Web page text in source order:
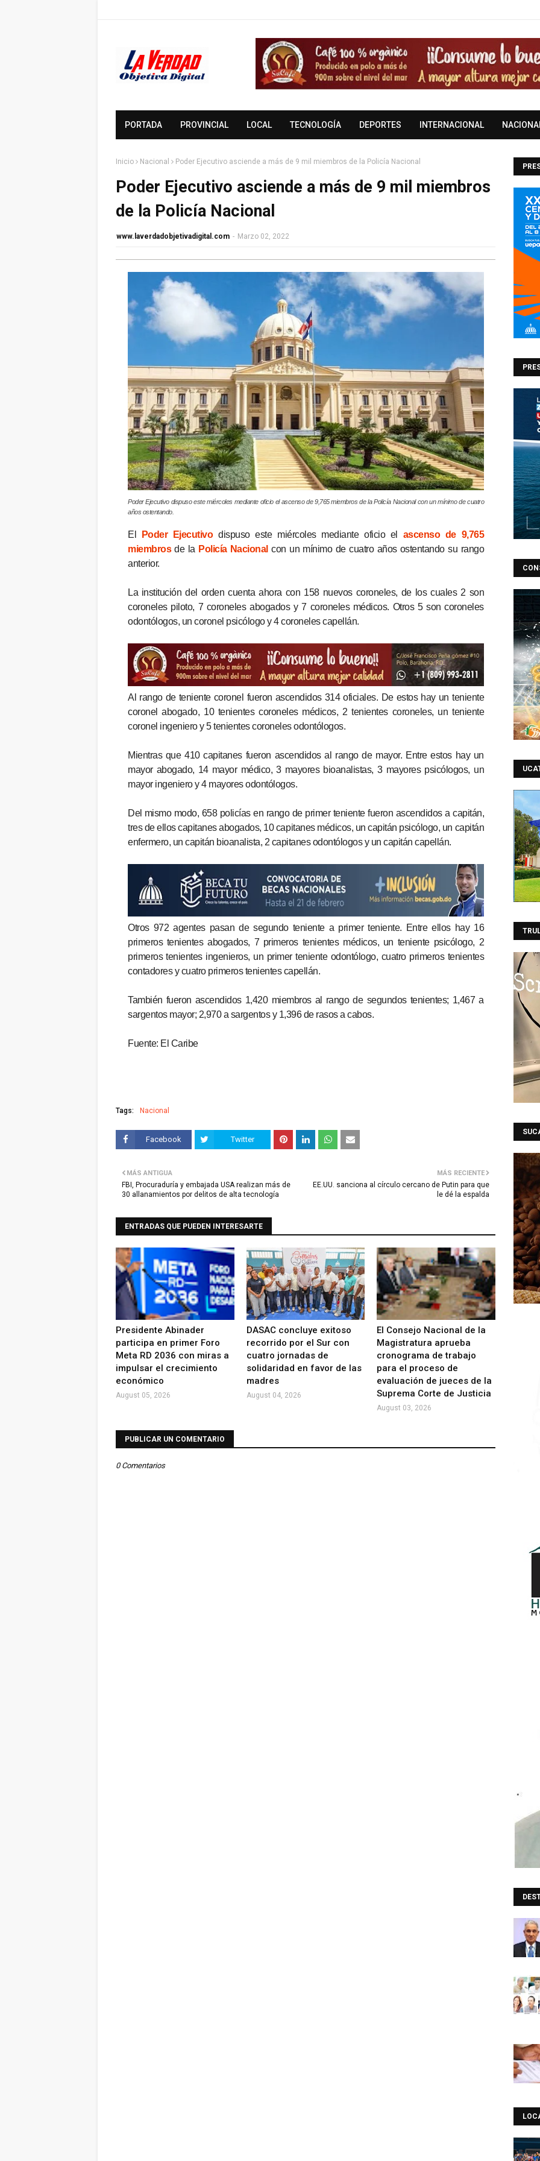
PORTADA PROVINCIAL LOCAL TECNOLOGÍA DEPORTES INTERNACIONAL
Inicio Nacional Poder Ejecutivo asciende a más de 9 mil miembros de la Policía Nacional
Poder Ejecutivo asciende a más de 9 mil miembros
de la Policía Nacional
www.laverdadobjetivadigital.com - Marzo 02, 2022
Poder Ejecutivo dispuso este miércoles mediante oficio el ascenso de 9,765 miembros de la Policía Nacional con un mínimo de cuatro
años ostentando.
El Poder Ejecutivodispuso este miércoles mediante oficio el ascenso de 9,765
miembros de la Policía Nacional con un mínimo de cuatro años ostentando su rango
anterior.
La institución del orden cuenta ahora con 158 nuevos coroneles, de los cuales 2 son
coroneles piloto, 7 coroneles abogados y 7 coroneles médicos. Otros 5 son coroneles
odontólogos, un coronel psicólogo y 4 coroneles capellán.
Al rango de teniente coronel fueron ascendidos 314 oficiales. De estos hay un teniente
coronel abogado, 10 tenientes coroneles médicos, 2 tenientes coroneles, un teniente
coronel ingeniero y 5 tenientes coroneles odontólogos.
Mientras que 410 capitanes fueron ascendidos al rango de mayor. Entre estos hay un
mayor abogado, 14 mayor médico, 3 mayores bioanalistas, 3 mayores psicólogos, un
mayor ingeniero y 4 mayores odontólogos.
Del mismo modo, 658 policías en rango de primer teniente fueron ascendidos a capitán,
tres de ellos capitanes abogados, 10 capitanes médicos, un capitán psicólogo, un capitán
enfermero, un capitán bioanalista, 2 capitanes odontólogos y un capitán capellán.
Otros 972 agentes pasan de segundo teniente a primer teniente. Entre ellos hay 16
primeros tenientes abogados, 7 primeros tenientes médicos, un teniente psicólogo, 2
primeros tenientes ingenieros, un primer teniente odontólogo, cuatro primeros tenientes
contadores y cuatro primeros tenientes capellán.
También fueron ascendidos 1,420 miembros al rango de segundos tenientes; 1,467 a
sargentos mayor; 2,970 a sargentos y 1,396 de rasos a cabos.
Fuente: El Caribe
Tags: Nacional
Facebook Twitter
MÁS RECIENTE
EE.UU. sanciona al círculo cercano de Putin para que
le dé la espalda
MÁS ANTIGUA
FBI, Procuraduría y embajada USA realizan más de
30 allanamientos por delitos de alta tecnología
ENTRADAS QUE PUEDEN INTERESARTE
Presidente Abinader
participa en primer Foro
Meta RD 2036 con miras a
impulsar el crecimiento
económico
August 05, 2026
DASAC concluye exitoso
recorrido por el Sur con
cuatro jornadas de
solidaridad en favor de las
madres
August 04, 2026
El Consejo Nacional de la
Magistratura aprueba
cronograma de trabajo
para el proceso de
evaluación de jueces de la
Suprema Corte de Justicia
August 03, 2026
PUBLICAR UN COMENTARIO
0 Comentarios